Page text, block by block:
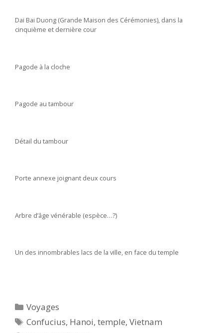
Dai Bai Duong (Grande Maison des Cérémonies), dans la
cinquième et dernière cour
Pagode à la cloche
Pagode au tambour
Détail du tambour
Porte annexe joignant deux cours
Arbre d’âge vénérable (espèce…?)
Un des innombrables lacs de la ville, en face du temple
Catégories
Voyages
Étiquettes
Confucius, Hanoi,temple,Vietnam